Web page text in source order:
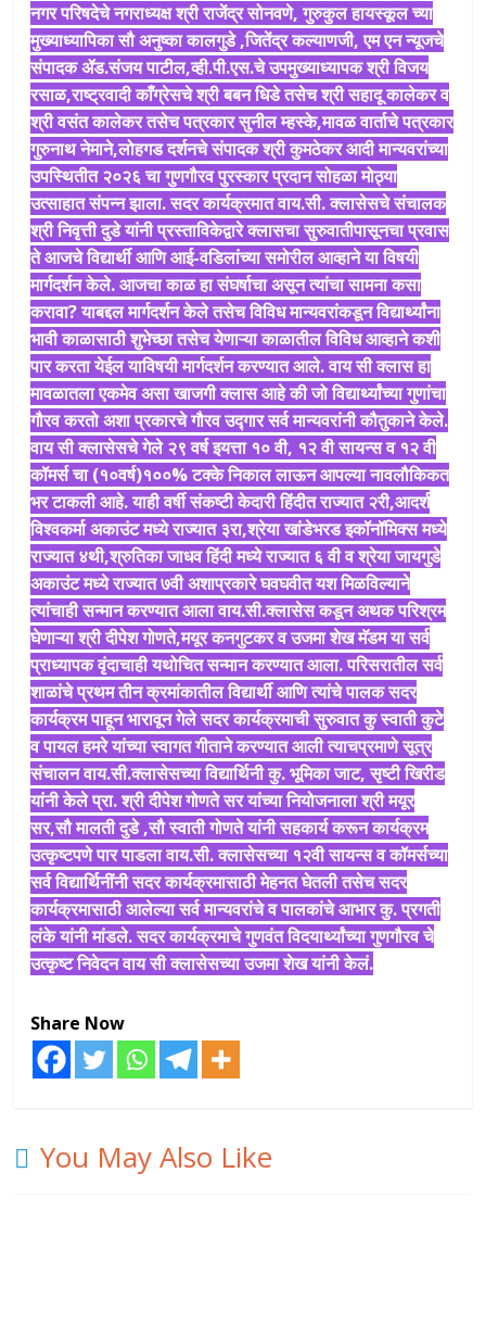
नगर परिषदेचे नगराध्यक्ष श्री राजेंद्र सोनवणे, गुरुकुल हायस्कूल च्या
मुख्याध्यापिका सौ अनुष्का कालगुडे ,जितेंद्र कल्याणजी, एम एन न्यूजचे
संपादक ॲड.संजय पाटील,व्ही.पी.एस.चे उपमुख्याध्यापक श्री विजय
रसाळ,राष्ट्रवादी काँग्रेसचे श्री बबन धिडे तसेच श्री सहादू कालेकर व
श्री वसंत कालेकर तसेच पत्रकार सुनील म्हस्के,मावळ वार्ताचे पत्रकार
गुरुनाथ नेमाने,लोहगड दर्शनचे संपादक श्री कुमठेकर आदी मान्यवरांच्या
उपस्थितीत २०२६ चा गुणगौरव पुरस्कार प्रदान सोहळा मोठ्या
उत्साहात संपन्न झाला. सदर कार्यक्रमात वाय.सी. क्लासेसचे संचालक
श्री निवृत्ती दुडे यांनी प्रस्ताविकेद्वारे क्लासचा सुरुवातीपासूनचा प्रवास
ते आजचे विद्यार्थी आणि आई-वडिलांच्या समोरील आव्हाने या विषयी
मार्गदर्शन केले. आजचा काळ हा संघर्षाचा असून त्यांचा सामना कसा
करावा? याबद्दल मार्गदर्शन केले तसेच विविध मान्यवरांकडून विद्यार्थ्यांना
भावी काळासाठी शुभेच्छा तसेच येणाऱ्या काळातील विविध आव्हाने कशी
पार करता येईल याविषयी मार्गदर्शन करण्यात आले. वाय सी क्लास हा
मावळातला एकमेव असा खाजगी क्लास आहे की जो विद्यार्थ्यांच्या गुणांचा
गौरव करतो अशा प्रकारचे गौरव उद्गार सर्व मान्यवरांनी कौतुकाने केले.
वाय सी क्लासेसचे गेले २९ वर्ष इयत्ता १० वी, १२ वी सायन्स व १२ वी
कॉमर्स चा (१०वर्ष)१००% टक्के निकाल लाऊन आपल्या नावलौकिकत
भर टाकली आहे. याही वर्षी संकष्टी केदारी हिंदीत राज्यात २री,आदर्श
विश्वकर्मा अकाउंट मध्ये राज्यात ३रा,श्रेया खांडेभरड इकॉनॉमिक्स मध्ये
राज्यात ४थी,श्रुतिका जाधव हिंदी मध्ये राज्यात ६ वी व श्रेया जायगुडे
अकाउंट मध्ये राज्यात ७वी अशाप्रकारे घवघवीत यश मिळविल्याने
त्यांचाही सन्मान करण्यात आला वाय.सी.क्लासेस कडून अथक परिश्रम
घेणाऱ्या श्री दीपेश गोणते,मयूर कनगुटकर व उजमा शेख मॅडम या सर्व
प्राध्यापक वृंदाचाही यथोचित सन्मान करण्यात आला. परिसरातील सर्व
शाळांचे प्रथम तीन क्रमांकातील विद्यार्थी आणि त्यांचे पालक सदर
कार्यक्रम पाहून भारावून गेले सदर कार्यक्रमाची सुरुवात कु स्वाती कुटे
व पायल हमरे यांच्या स्वागत गीताने करण्यात आली त्याचप्रमाणे सूत्र
संचालन वाय.सी.क्लासेसच्या विद्यार्थिनी कु. भूमिका जाट, सृष्टी खिरीड
यांनी केले प्रा. श्री दीपेश गोणते सर यांच्या नियोजनाला श्री मयूर
सर,सौ मालती दुडे ,सौ स्वाती गोणते यांनी सहकार्य करून कार्यक्रम
उत्कृष्टपणे पार पाडला वाय.सी. क्लासेसच्या १२वी सायन्स व कॉमर्सच्या
सर्व विद्यार्थिनींनी सदर कार्यक्रमासाठी मेहनत घेतली तसेच सदर
कार्यक्रमासाठी आलेल्या सर्व मान्यवरांचे व पालकांचे आभार कु. प्रगती
लंके यांनी मांडले. सदर कार्यक्रमाचे गुणवंत विदयार्थ्यांच्या गुणगौरव चे
उत्कृष्ट निवेदन वाय सी क्लासेसच्या उजमा शेख यांनी केलं.
Share Now
You May Also Like